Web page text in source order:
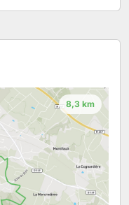
8,3 km